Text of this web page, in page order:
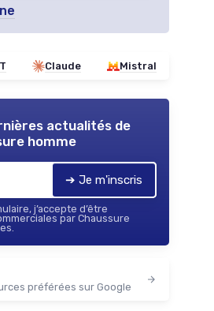
Claude Mistral
actualités de
homme
➔ Je m'inscris
j’accepte d’être
par Chaussure
préférées sur Google